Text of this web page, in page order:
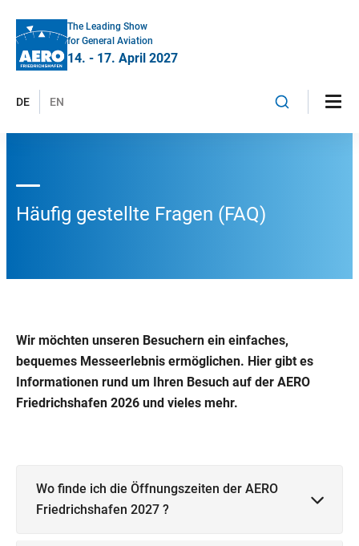
The Leading Show
for General Aviation
14. - 17. April 2027
DE EN
Häufig gestellte Fragen (FAQ)
Wir möchten unseren Besuchern ein einfaches,
bequemes Messeerlebnis ermöglichen. Hier gibt es
Informationen rund um Ihren Besuch auf der AERO
Friedrichshafen 2026 und vieles mehr.
Wo finde ich die Öffnungszeiten der AERO
Friedrichshafen 2027 ?